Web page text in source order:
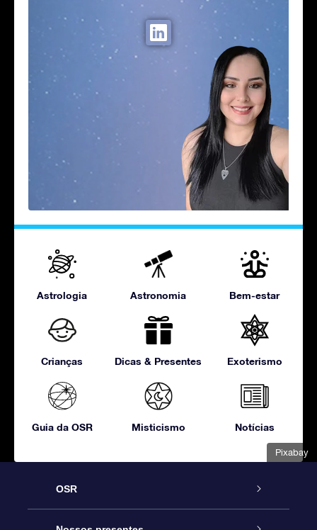
Pixabay
Astrologia Astronomia Bem-estar
Crianças Dicas & Presentes Exoterismo
Guia da OSR Misticismo Notícias
OSR